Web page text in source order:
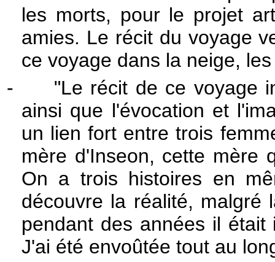
les morts, pour le projet
amies. Le récit du voyage
ce voyage dans la neige,
-
"Le récit de ce voyage
ainsi que l'évocation et
un lien fort entre trois
mère d'Inseon, cette mère
On a trois histoires en
découvre la réalité, malgré
pendant des années il
J'ai été envoûtée tout au